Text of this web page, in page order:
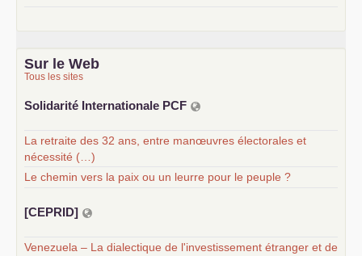
Sur le Web
Tous les sites
Solidarité Internationale PCF
La retraite des 32 ans, entre manœuvres électorales et
nécessité (…)
Le chemin vers la paix ou un leurre pour le peuple ?
[CEPRID]
Venezuela – La dialectique de l'investissement étranger et de